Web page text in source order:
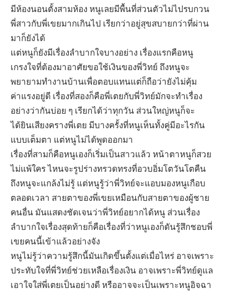
มีห้องนอนตั้งสามห้อง หนูเลยมีพื้นที่ส่วนตัวไม่ไปรบกวน
พี่สาวกับพี่เขยมากเกินไป เรียกว่าอยู่สุขสบายกว่าที่ผ่าน
มาก็ยังได้
แต่หนูก็ยังมีเรื่องลำบากใจบางอย่าง เรื่องแรกคือหนู
เกรงใจที่ต้องมาอาศัยขอใช้เงินของพี่วิทย์ ถึงหนูจะ
พยายามทำงานบ้านเพื่อตอบแทนแต่ก็ถือว่ายังไม่คุ้ม
ค่าแรงอยู่ดี เรื่องที่สองก็คือพี่เตยกับพี่วิทย์มักจะทำเรื่อง
อย่างว่ากันบ่อย ๆ เรียกได้ว่าทุกวัน ส่วนใหญ่หนูก็จะ
ได้ยินเสียงครางพี่เตย มีบางครั้งที่หนูเห็นทั้งคู่มีอะไรกัน
แบบเต็มตา แต่หนูไม่ได้พูดออกมา
เรื่องที่สามก็คือหนูเองก็เริ่มเป็นสาวแล้ว หน้าตาหนูก็สวย
ไม่แพ้ใคร ไหนจะรูปร่างทรวดทรงที่อวบอิ่มโตวันโตคืน
ถึงหนูจะแกล้งไม่รู้ แต่หนูรู้ว่าพี่วิทย์จะแอบมองหนูเกือบ
ตลอดเวลา สายตาของพี่เขยเหมือนกับสายตาของผู้ชาย
คนอื่น มันแสดงชัดเจนว่าพี่วิทย์อยากได้หนู ส่วนเรื่อง
ลำบากใจเรื่องสุดท้ายก็คือเรื่องที่ว่าหนูเองก็ดันรู้สึกชอบพี่
เขยคนนี้เข้าแล้วอย่างจัง
หนูไม่รู้ว่าความรู้สึกนี้มันเกิดขึ้นตั้งแต่เมื่อไหร่ อาจเพราะ
ประทับใจที่พี่วิทย์ช่วยเหลือเรื่องเงิน อาจเพราะพี่วิทย์ดูแล
เอาใจใส่พี่เตยเป็นอย่างดี หรืออาจจะเป็นเพราะหนูอิจฉา